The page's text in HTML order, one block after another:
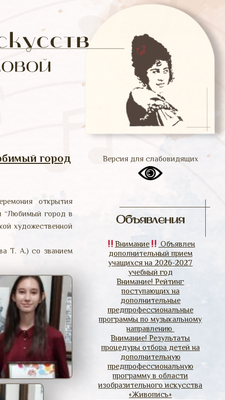
город
открытия
“Любимый город в
художественной
Т. А.) со званием
Версия для слабовидящих
Объявления
Внимание
Объявлен
дополнительный прием
учащихся на 2026-2027
учебный год
Внимание! Рейтинг
поступающих на
дополнительные
предпрофессиональные
программы по музыкальному
направлению
Внимание! Результаты
процедуры отбора детей на
дополнительную
предпрофессиональную
программу в области
изобразительного искусства
«Живопись»